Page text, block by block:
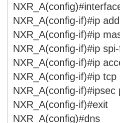
NXR_A(config-if)#ip
NXR_A(config-if)#ip
NXR_A(config-if)#ip
NXR_A(config-if)#ip
NXR_A(config-if)#ip
NXR_A(config-if)#ipsec
NXR_A(config-if)#exit
NXR_A(config)#dns